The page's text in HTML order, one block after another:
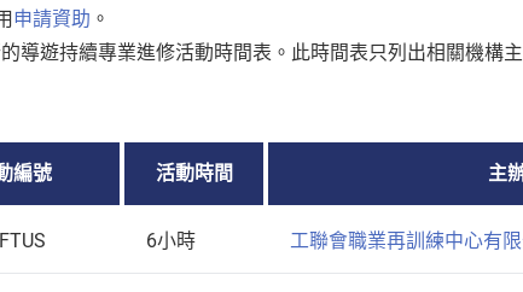
申請資助 。
導遊持續專業進修活動時間表。此時間表只列出相關機構
編號 活動時間 主
6小時 工聯會職業再訓練中心有